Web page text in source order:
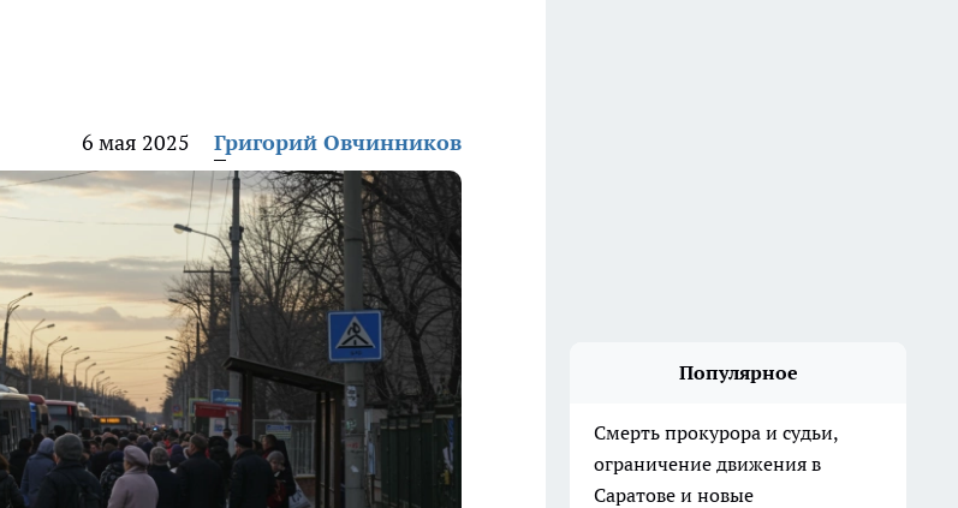
6 мая 2025 Григорий Овчинников
Популярное
Смерть прокурора и судьи,
ограничение движения в
Саратове и новые